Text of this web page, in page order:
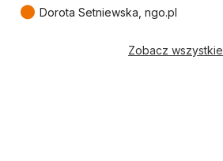
● Dorota Setniewska, ngo.pl
Zobacz wszystkie